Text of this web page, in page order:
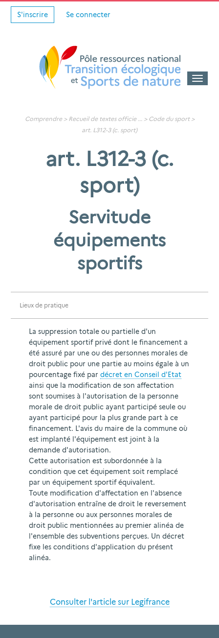
S'inscrire Se connecter
Toggle
Comprendre > Recueil de textes officie... > Code du sport>
art. L312-3 (c. sport)
art. L312-3 (c.
sport)
Servitude
équipements
sportifs
Lieux de pratique
La suppression totale ou partielle d'un
équipement sportif privé dont le financement a
été assuré par une ou des personnes morales de
droit public pour une partie au moins égale à un
pourcentage fixé pardécret en Conseil d'Etat
ainsi que la modification de son affectation
sont soumises à l'autorisation de la personne
morale de droit public ayant participé seule ou
ayant participé pour la plus grande part à ce
financement. L'avis du maire de la commune où
est implanté l'équipement est joint à la
demande d'autorisation.
Cette autorisation est subordonnée à la
condition que cet équipement soit remplacé
par un équipement sportif équivalent.
Toute modification d'affectation en l'absence
d'autorisation entraîne de droit le reversement
à la personne ou aux personnes morales de
droit public mentionnées au premier alinéa de
l'ensemble des subventions perçues. Un décret
fixe les conditions d'application du présent
alinéa.
Consulter l'article sur Legifrance